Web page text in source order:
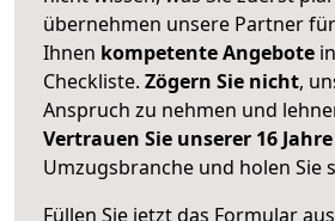
übernehmen unsere Partner
Ihnen kompetente Angebote
Checkliste. Zögern Sie nicht,
Anspruch zu nehmen und
Vertrauen Sie unserer 16
Umzugsbranche und holen Sie
Füllen Sie jetzt das Formular